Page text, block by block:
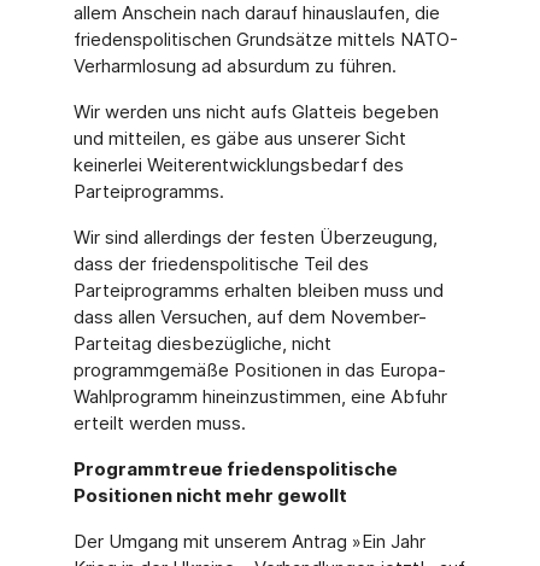
allem Anschein nach darauf hinauslaufen, die
friedenspolitischen Grundsätze mittels NATO-
Verharmlosung ad absurdum zu führen.
Wir werden uns nicht aufs Glatteis begeben
und mitteilen, es gäbe aus unserer Sicht
keinerlei Weiterentwicklungsbedarf des
Parteiprogramms.
Wir sind allerdings der festen Überzeugung,
dass der friedenspolitische Teil des
Parteiprogramms erhalten bleiben muss und
dass allen Versuchen, auf dem November-
Parteitag diesbezügliche, nicht
programmgemäße Positionen in das Europa-
Wahlprogramm hineinzustimmen, eine Abfuhr
erteilt werden muss.
Programmtreue friedenspolitische
Positionen nicht mehr gewollt
Der Umgang mit unserem Antrag »Ein Jahr